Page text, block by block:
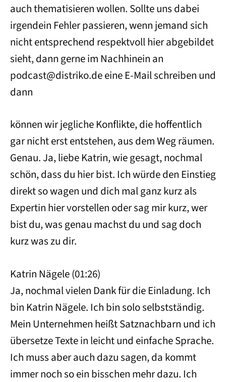
auch thematisieren wollen. Sollte uns dabei
irgendein Fehler passieren, wenn jemand sich
nicht entsprechend respektvoll hier abgebildet
sieht, dann gerne im Nachhinein an
podcast@distriko.de eine E-Mail schreiben und
dann
können wir jegliche Konflikte, die hoffentlich
gar nicht erst entstehen, aus dem Weg räumen.
Genau. Ja, liebe Katrin, wie gesagt, nochmal
schön, dass du hier bist. Ich würde den Einstieg
direkt so wagen und dich mal ganz kurz als
Expertin hier vorstellen oder sag mir kurz, wer
bist du, was genau machst du und sag doch
kurz was zu dir.
Katrin Nägele (01:26)
Ja, nochmal vielen Dank für die Einladung. Ich
bin Katrin Nägele. Ich bin solo selbstständig.
Mein Unternehmen heißt Satznachbarn und ich
übersetze Texte in leicht und einfache Sprache.
Ich muss aber auch dazu sagen, da kommt
immer noch so ein bisschen mehr dazu. Ich